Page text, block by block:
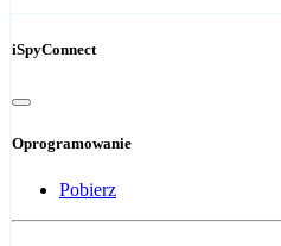
iSpyConnect
Oprogramowanie
Pobierz